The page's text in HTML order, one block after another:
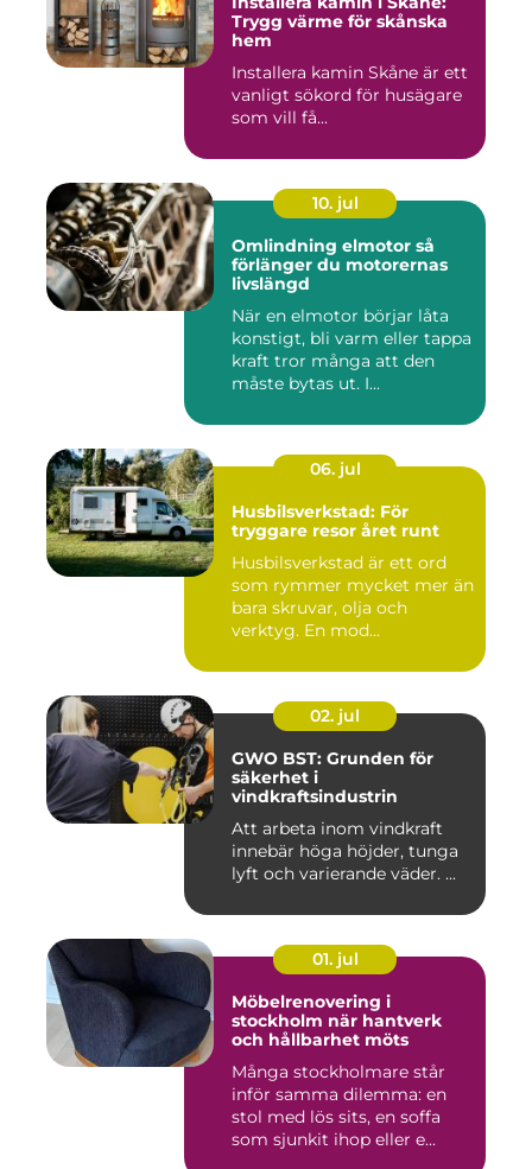
Trygg värme för skånska
hem
Installera kamin Skåne är ett
vanligt sökord för husägare
som vill få...
10. jul
Omlindning elmotor så
förlänger du motorernas
livslängd
När en elmotor börjar låta
konstigt, bli varm eller tappa
kraft tror många att den
måste bytas ut. I...
06. jul
Husbilsverkstad: För
tryggare resor året runt
Husbilsverkstad är ett ord
som rymmer mycket mer än
bara skruvar, olja och
verktyg. En mod...
02. jul
GWO BST: Grunden för
säkerhet i
vindkraftsindustrin
Att arbeta inom vindkraft
innebär höga höjder, tunga
lyft och varierande väder. ...
01. jul
Möbelrenovering i
stockholm när hantverk
och hållbarhet möts
Många stockholmare står
inför samma dilemma: en
stol med lös sits, en soffa
som sjunkit ihop eller e...